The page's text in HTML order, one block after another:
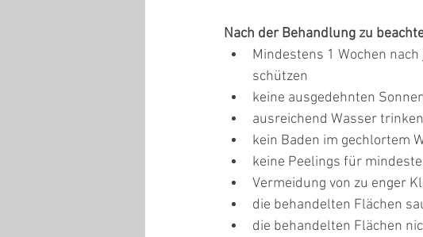
Nach der Behandlung zu
Mindestens 1 Wochen
schützen
keine ausgedehnten
ausreichend Wasser trinken
kein Baden im gechlortem
keine Peelings für
Vermeidung von zu enger
die behandelten Flächen
die behandelten Flächen